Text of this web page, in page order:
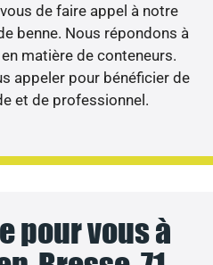
de faire appel à notre
benne. Nous répondons à
matière de conteneurs.
appeler pour bénéficier de
et de professionnel.
pour vous à